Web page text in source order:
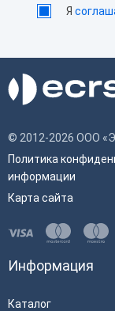
Я
© 2012-2026 ООО
Политика
информации
Карта сайта
Информация
Каталог